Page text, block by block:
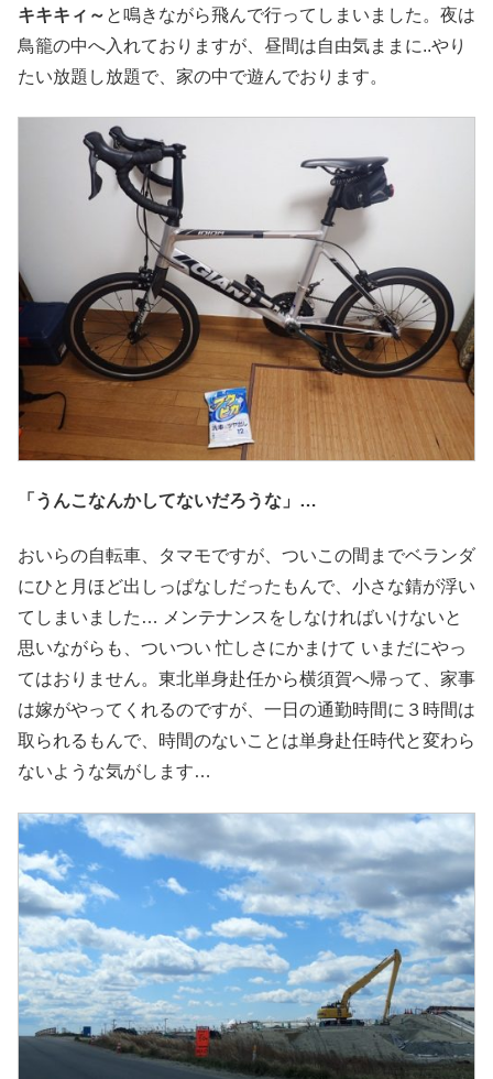
キキキィ～ と鳴きながら飛んで行ってしまいました。夜は
鳥籠の中へ入れておりますが、昼間は自由気ままに..やり
たい放題し放題で、家の中で遊んでおります。
「うんこなんかしてないだろうな」…
おいらの自転車、タマモですが、ついこの間までベランダ
にひと月ほど出しっぱなしだったもんで、小さな錆が浮い
てしまいました… メンテナンスをしなければいけないと
思いながらも、ついつい 忙しさにかまけて いまだにやっ
てはおりません。東北単身赴任から横須賀へ帰って、家事
は嫁がやってくれるのですが、一日の通勤時間に３時間は
取られるもんで、時間のないことは単身赴任時代と変わら
ないような気がします…